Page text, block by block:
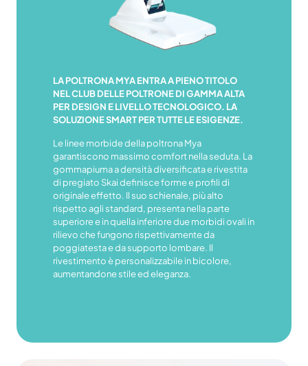
LA POLTRONA MYA ENTRA A PIENO TITOLO
NEL CLUB DELLE POLTRONE DI GAMMA ALTA
PER DESIGN E LIVELLO TECNOLOGICO. LA
SOLUZIONE SMART PER TUTTE LE ESIGENZE.
Le linee morbide della poltrona Mya
garantiscono massimo comfort nella seduta. La
gommapiuma a densità diversificata e rivestita
di pregiato Skai definisce forme e profili di
originale effetto. Il suo schienale, più alto
rispetto agli standard, presenta nella parte
superiore e in quella inferiore due morbidi ovali in
rilievo che fungono rispettivamente da
poggiatesta e da supporto lombare. Il
rivestimento è personalizzabile in bicolore,
aumentandone stile ed eleganza.